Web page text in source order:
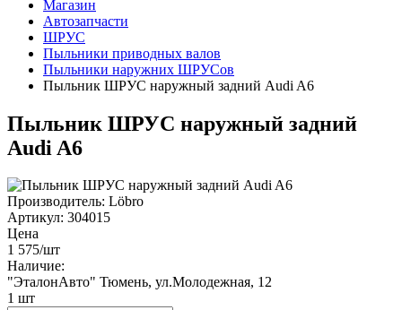
Магазин
Автозапчасти
ШРУС
Пыльники приводных валов
Пыльники наружних ШРУСов
Пыльник ШРУС наружный задний Audi A6
Пыльник ШРУС наружный задний
Audi A6
Производитель: Löbro
Артикул: 304015
Цена
1 575/шт
Наличие:
"ЭталонАвто" Тюмень, ул.Молодежная, 12
1 шт